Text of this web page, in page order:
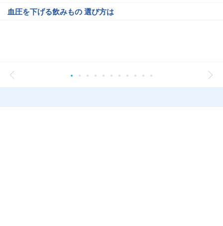
血圧を下げる飲みもの 選び方は